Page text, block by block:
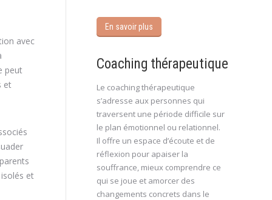
avec
peut
et
et
En savoir plus
Coaching thérapeutique
Le coaching thérapeutique
s’adresse aux personnes qui
traversent une période difficile sur
le plan émotionnel ou relationnel.
Il offre un espace d’écoute et de
réflexion pour apaiser la
souffrance, mieux comprendre ce
qui se joue et amorcer des
changements concrets dans le